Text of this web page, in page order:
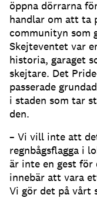
öppna dörrarna
handlar om att ta
communityn som
Skejteventet var
historia, garaget
skejtare. Det
passerade
i staden som tar
den.
– Vi vill inte att
regnbågsflagga i
är inte en gest för
innebär att vara
Vi gör det på vårt